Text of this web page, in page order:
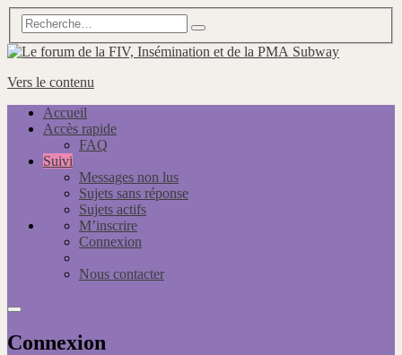
Subway
Vers le contenu
Accueil
Accès rapide
FAQ
Suivi
Messages non lus
Sujets sans réponse
Sujets actifs
M’inscrire
Connexion
Nous contacter
Connexion